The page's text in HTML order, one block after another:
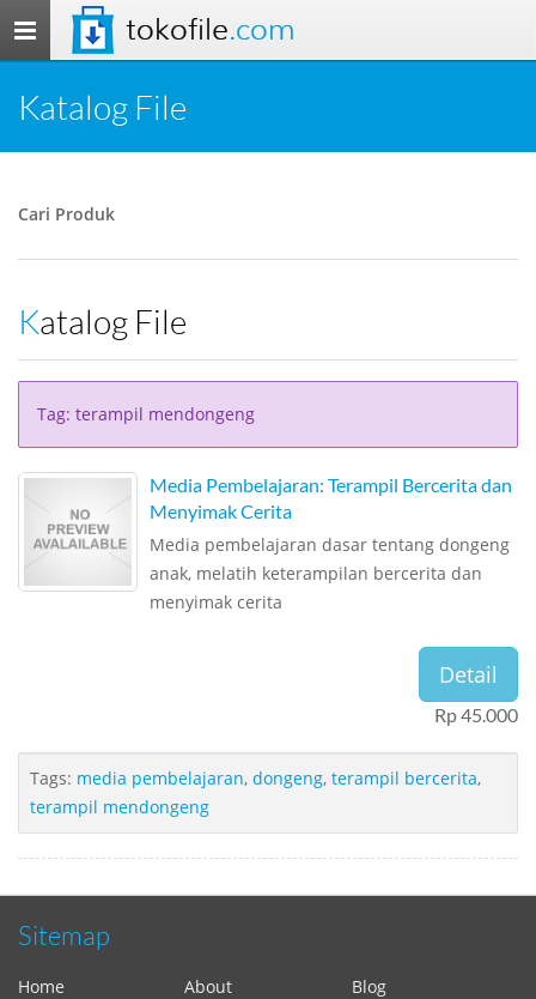
Toggle
navigation
tokofile.com
Katalog File
Cari Produk
Katalog File
Tag: terampil mendongeng
Media Pembelajaran: Terampil Bercerita dan
Menyimak Cerita
Media pembelajaran dasar tentang dongeng
anak, melatih keterampilan bercerita dan
menyimak cerita
Detail
Rp 45.000
Tags: media pembelajaran, dongeng, terampil bercerita,
terampil mendongeng
Sitemap
Home About
Blog